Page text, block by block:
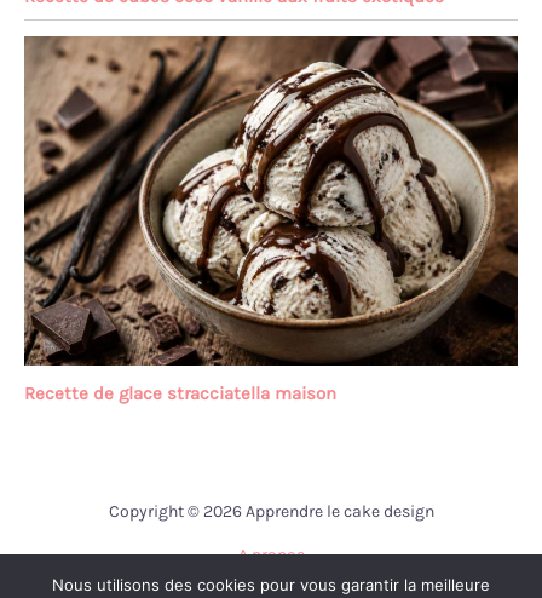
Recette de glace stracciatella maison
Copyright © 2026 Apprendre le cake design
A propos
Contact
Nous utilisons des cookies pour vous garantir la meilleure